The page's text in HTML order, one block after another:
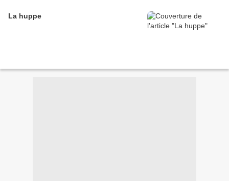
La huppe